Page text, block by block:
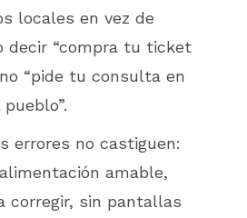
locales en vez de
decir “compra tu ticket
“pide tu consulta en
errores no castiguen:
amable,
corregir, sin pantallas